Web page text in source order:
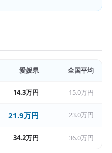
愛媛県 全国平均
14.3万円 15.0万円
21.9万円 23.0万円
34.2万円 36.0万円